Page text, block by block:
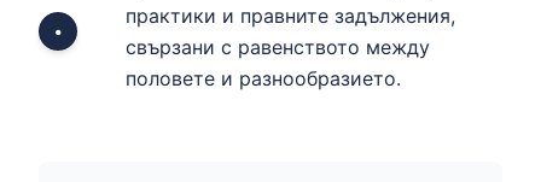
•
практики и правните задължения,
свързани с равенството между
половете и разнообразието.